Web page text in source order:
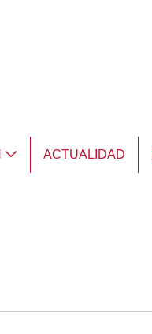
ACTUALIDAD